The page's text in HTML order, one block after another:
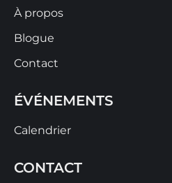
À propos
Blogue
Contact
ÉVÉNEMENTS
Calendrier
CONTACT